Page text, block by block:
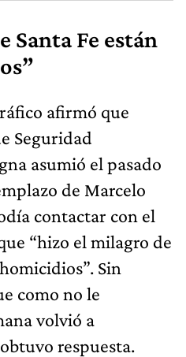
Santa Fe están
afirmó que
Seguridad
asumió el pasado
de Marcelo
contactar con el
“hizo el milagro de
Sin
como no le
volvió a
respuesta.